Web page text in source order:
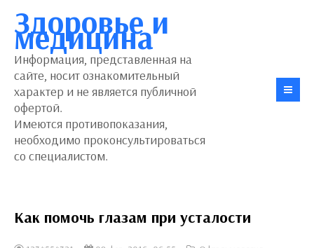
Здоровье и
медицина
Информация, представленная на
сайте, носит ознакомительный
характер и не является публичной
офертой.
Имеются противопоказания,
необходимо проконсультироваться
со специалистом.
Как помочь глазам при усталости